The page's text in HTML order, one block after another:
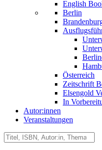
English
Berlin
Österreich
Zeitschrift
Elsengold
In
Autor:innen
Veranstaltungen